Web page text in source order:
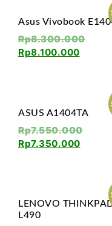
Asus Vivobook
Rp8.300.000
Rp8.100.000
ASUS A1404TA
Rp7.550.000
Rp7.350.000
LENOVO
L490